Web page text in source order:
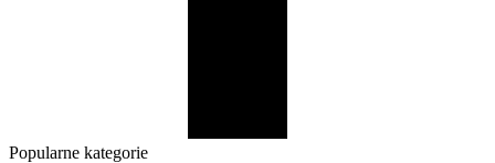
Popularne kategorie